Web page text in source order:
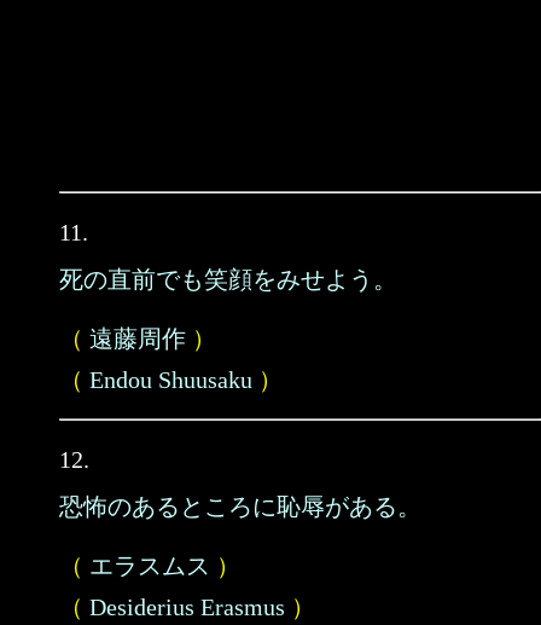
11.
死の直前でも笑顔をみせよう。
（ 遠藤周作 ）
（ Endou Shuusaku ）
12.
恐怖のあるところに恥辱がある。
（ エラスムス ）
（ Desiderius Erasmus ）